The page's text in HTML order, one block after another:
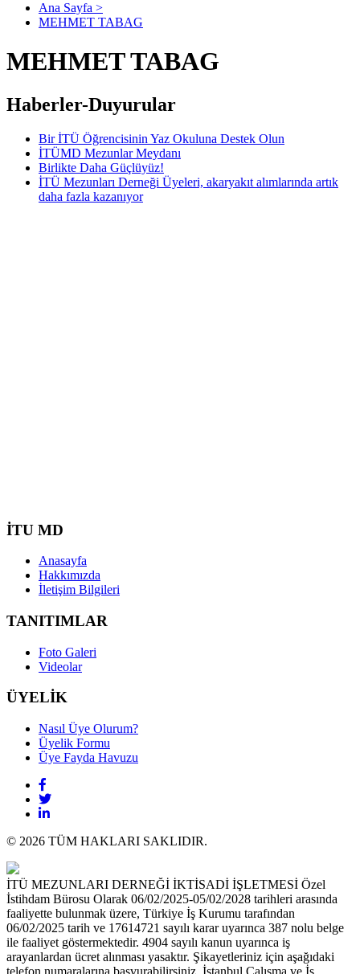
Ana Sayfa >
MEHMET TABAG
MEHMET TABAG
Haberler-Duyurular
Bir İTÜ Öğrencisinin Yaz Okuluna Destek Olun
İTÜMD Mezunlar Meydanı
Birlikte Daha Güçlüyüz!
İTÜ Mezunları Derneği Üyeleri, akaryakıt alımlarında artık
daha fazla kazanıyor
İTU MD
Anasayfa
Hakkımızda
İletişim Bilgileri
TANITIMLAR
Foto Galeri
Videolar
ÜYELİK
Nasıl Üye Olurum?
Üyelik Formu
Üye Fayda Havuzu
© 2026 TÜM HAKLARI SAKLIDIR.
İTÜ MEZUNLARI DERNEĞİ İKTİSADİ İŞLETMESİ Özel
İstihdam Bürosu Olarak 06/02/2025-05/02/2028 tarihleri arasında
faaliyette bulunmak üzere, Türkiye İş Kurumu tarafından
06/02/2025 tarih ve 17614721 sayılı karar uyarınca 387 nolu belge
ile faaliyet göstermektedir. 4904 sayılı kanun uyarınca iş
arayanlardan ücret alınması yasaktır. Şikayetleriniz için aşağıdaki
telefon numaralarına başvurabilirsiniz. İstanbul Çalışma ve İş